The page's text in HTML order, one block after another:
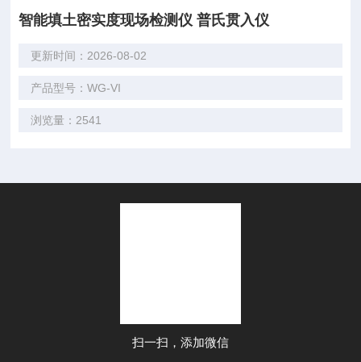
智能填土密实度现场检测仪 普氏贯入仪
更新时间：2026-08-02
产品型号：WG-VI
浏览量：2541
扫一扫，添加微信